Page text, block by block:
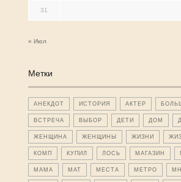
31
« Июл
Метки
АНЕКДОТ ИСТОРИЯ АКТЕР
ВСТРЕЧА ВЫБОР ДЕТИ ДОМ
ЖЕНЩИНА ЖЕНЩИНЫ ЖИЗНИ
КОМП КУПИЛ ЛОСЬ МАГАЗИН
МАМА МАТ МЕСТА МЕТРО